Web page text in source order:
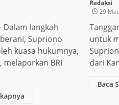
Dalam langkah
Supriono
kuasa hukumnya,
melaporkan BRI
Redaksi
29
untuk
dari
Baca